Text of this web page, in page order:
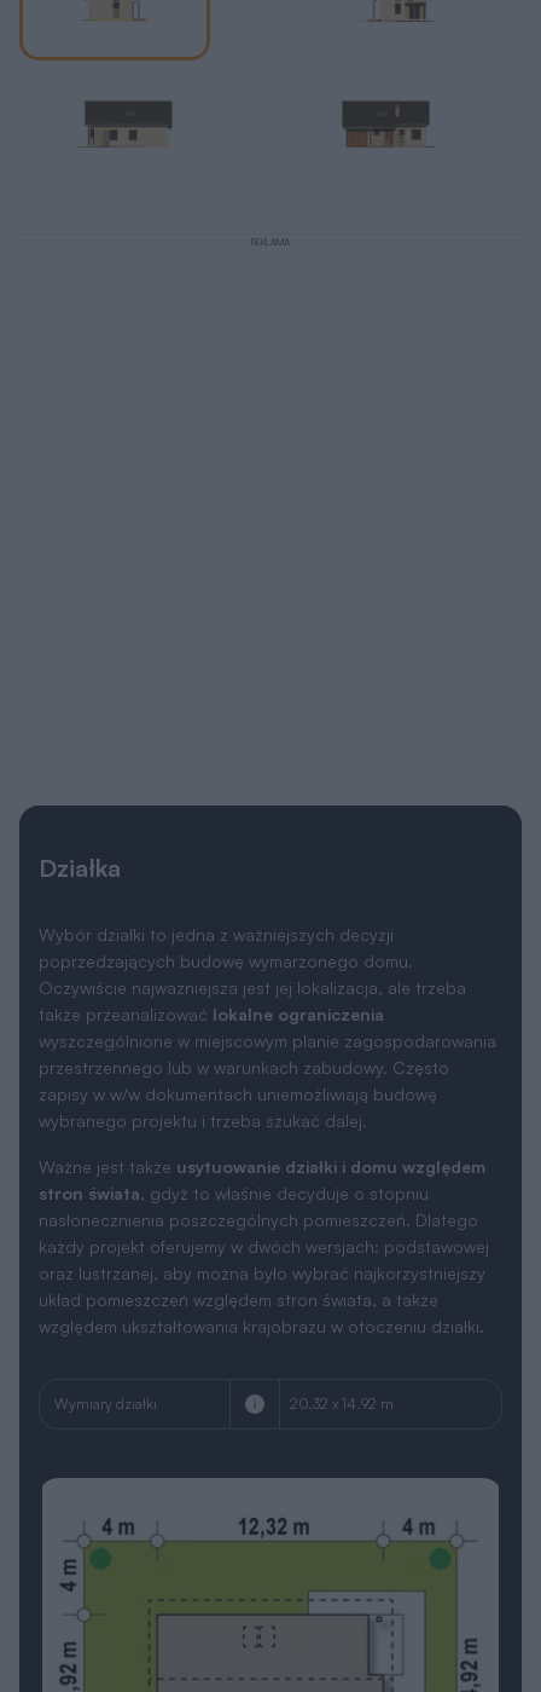
REKLAMA
Działka
Wybór działki to jedna z ważniejszych decyzji
poprzedzających budowę wymarzonego domu.
Oczywiście najważniejsza jest jej lokalizacja, ale trzeba
także przeanalizować lokalne ograniczenia
wyszczególnione w miejscowym planie zagospodarowania
przestrzennego lub w warunkach zabudowy. Często
zapisy w w/w dokumentach uniemożliwiają budowę
wybranego projektu i trzeba szukać dalej.
Ważne jest także usytuowanie działki i domu względem
stron świata, gdyż to właśnie decyduje o stopniu
nasłonecznienia poszczególnych pomieszczeń. Dlatego
każdy projekt oferujemy w dwóch wersjach: podstawowej
oraz lustrzanej, aby można było wybrać najkorzystniejszy
układ pomieszczeń względem stron świata, a także
względem ukształtowania krajobrazu w otoczeniu działki.
Wymiary działki 20.32 x 14.92 m